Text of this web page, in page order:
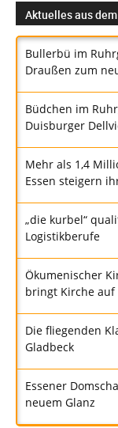
Aktuelles aus
Bullerbü im
Draußen zum
Büdchen im
Duisburger
Mehr als 1,4
Essen steigern
„die kurbel“
Logistikberufe
Ökumenischer
bringt Kirche auf
Die fliegenden
Gladbeck
Essener
neuem Glanz